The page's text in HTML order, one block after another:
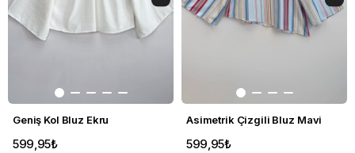
Geniş Kol Bluz Ekru
599,95₺
Asimetrik Çizgili Bluz Mavi
599,95₺